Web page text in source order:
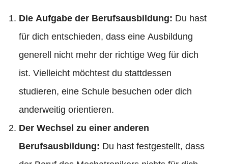
Die Aufgabe der Berufsausbildung: Du hast
für dich entschieden, dass eine Ausbildung
generell nicht mehr der richtige Weg für dich
ist. Vielleicht möchtest du stattdessen
studieren, eine Schule besuchen oder dich
anderweitig orientieren.
Der Wechsel zu einer anderen
Berufsausbildung: Du hast festgestellt, dass